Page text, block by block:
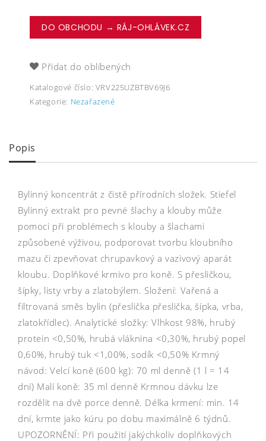
DO OBCHODU → RÁJ-OHLÁVEK.CZ
Přidat do oblíbených
Katalogové číslo: VRV225UZBTBV69J6
Kategorie: Nezařazené
Popis
Bylinný koncentrát z čistě přírodních složek. Stiefel
Bylinný extrakt pro pevné šlachy a klouby může
pomoci při problémech s klouby a šlachami
způsobené výživou, podporovat tvorbu kloubního
mazu či zpevňovat chrupavkový a vazivový aparát
kloubu. Doplňkové krmivo pro koně. S přesličkou,
šípky, listy vrby a zlatobýlem. Složení: Vařená a
filtrovaná směs bylin (přeslička přeslička, šípka, vrba,
zlatokřídlec). Analytické složky: Vlhkost 98%, hrubý
protein <0,50%, hrubá vláknina <0,30%, hrubý popel
0,60%, hrubý tuk <1,00%, sodík <0,50% Krmný
návod: Velcí koně (600 kg): 70 ml denně (1 l = 14
dní) Malí koně: 35 ml denně Krmnou dávku lze
rozdělit na dvě porce denně. Délka krmení: min. 14
dní, krmte jako kúru po dobu maximálně 6 týdnů.
UPOZORNĚNÍ: Při použití jakýchkoliv doplňkových